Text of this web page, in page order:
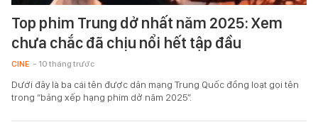
Top phim Trung dở nhất năm 2025: Xem
chưa chắc đã chịu nổi hết tập đầu
CINE - 10 tháng trước
Dưới đây là ba cái tên được dân mạng Trung Quốc đồng loạt gọi tên
trong “bảng xếp hạng phim dở năm 2025”.